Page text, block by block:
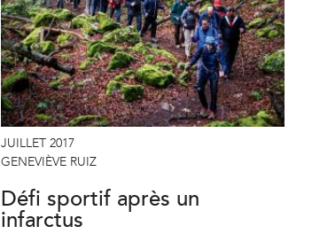
JUILLET 2017
GENEVIÈVE RUIZ
Défi sportif après un
infarctus